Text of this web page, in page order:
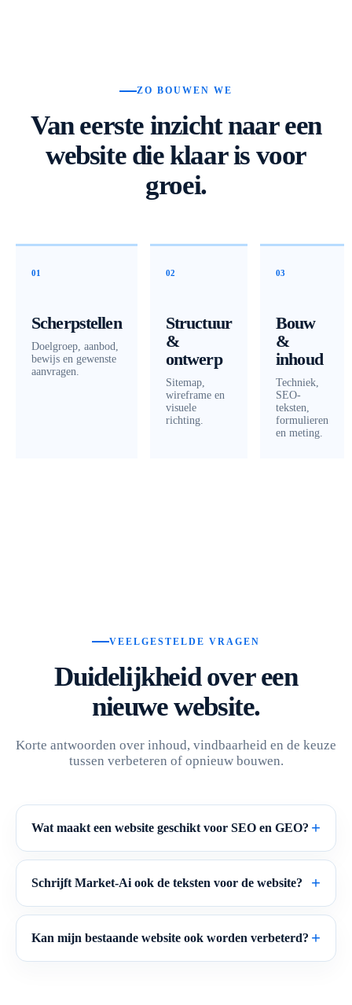
ZO BOUWEN WE
Van eerste inzicht naar een
website die klaar is voor
groei.
01
Scherpstellen
Doelgroep, aanbod,
bewijs en gewenste
aanvragen.
02
Structuur
&
ontwerp
Sitemap,
wireframe en
visuele
richting.
03
Bouw
&
inhoud
Techniek,
SEO-
teksten,
formulieren
en meting.
VEELGESTELDE VRAGEN
Duidelijkheid over een
nieuwe website.
Korte antwoorden over inhoud, vindbaarheid en de keuze
tussen verbeteren of opnieuw bouwen.
Wat maakt een website geschikt voor SEO en GEO?
Schrijft Market-Ai ook de teksten voor de website?
Kan mijn bestaande website ook worden verbeterd?